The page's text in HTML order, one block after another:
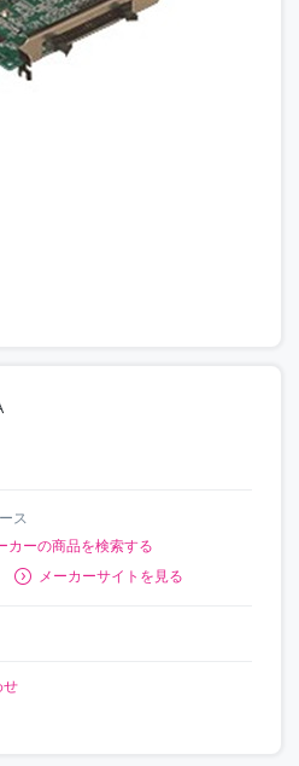
ス
カーの商品を検索する
メーカーサイトを見る
せ